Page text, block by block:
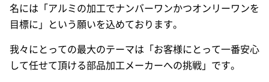
名には「アルミの加工でナンバーワンかつオンリーワンを
目標に」という願いを込めております。
我々にとっての最大のテーマは「お客様にとって一番安心
して任せて頂ける部品加工メーカーへの挑戦」です。